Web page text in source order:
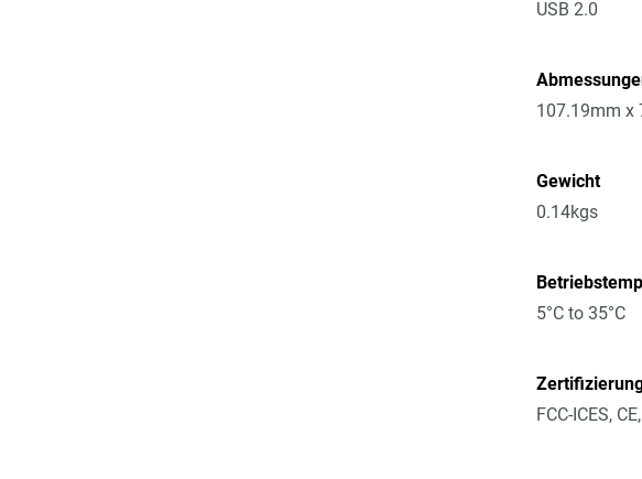
USB 2.0
107.19mm x
Gewicht
0.14kgs
5°C to 35°C
FCC-ICES,